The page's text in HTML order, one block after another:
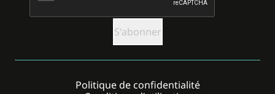
Politique de confidentialité